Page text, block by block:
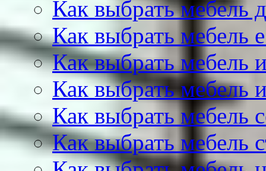
Как выбрать мебель
Как выбрать мебель
Как выбрать мебель
Как выбрать мебель
Как выбрать мебель
Как выбрать мебель